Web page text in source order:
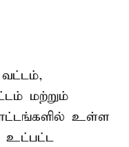
வட்டம்,
மற்றும்
உள்ள
உட்பட்ட